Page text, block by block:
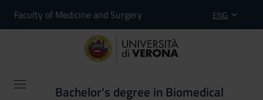
Faculty of Medicine and Surgery ENG
Bachelor's degree in Biomedical